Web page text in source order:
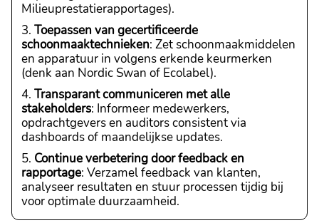
Milieuprestatierapportages).
Toepassen van gecertificeerde
schoonmaaktechnieken: Zet schoonmaakmiddelen
en apparatuur in volgens erkende keurmerken
(denk aan Nordic Swan of Ecolabel).
Transparant communiceren met alle
stakeholders: Informeer medewerkers,
opdrachtgevers en auditors consistent via
dashboards of maandelijkse updates.
Continue verbetering door feedback en
rapportage: Verzamel feedback van klanten,
analyseer resultaten en stuur processen tijdig bij
voor optimale duurzaamheid.